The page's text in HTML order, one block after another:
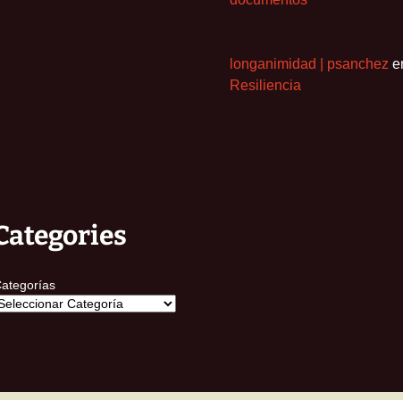
longanimidad | psanchez
Resiliencia